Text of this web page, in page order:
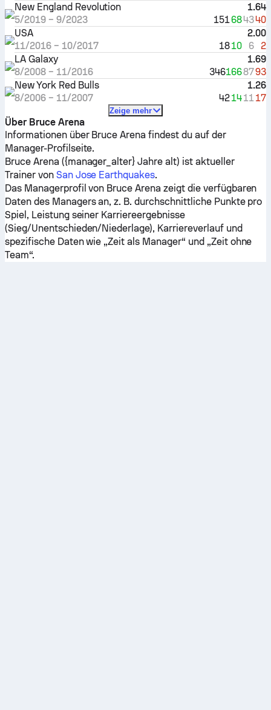
New England Revolution
1.64
5/2019– 9/2023 151684340
USA
2.00
11/2016– 10/2017 1810 6
2
LA Galaxy
1.69
8/2008– 11/2016 3461668793
New York Red Bulls
1.26
8/2006– 11/2007 421411 17
Zeige mehr
Über Bruce Arena
Informationen über Bruce Arena findest du auf der
Manager-Profilseite.
Bruce Arena ({manager_alter} Jahre alt) ist aktueller
Trainer von San Jose Earthquakes.
Das Managerprofil von Bruce Arena zeigt die verfügbaren
Daten des Managers an, z. B. durchschnittliche Punkte pro
Spiel, Leistung seiner Karriereergebnisse
(Sieg/Unentschieden/Niederlage), Karriereverlauf und
spezifische Daten wie „Zeit als Manager“ und „Zeit ohne
Team“.